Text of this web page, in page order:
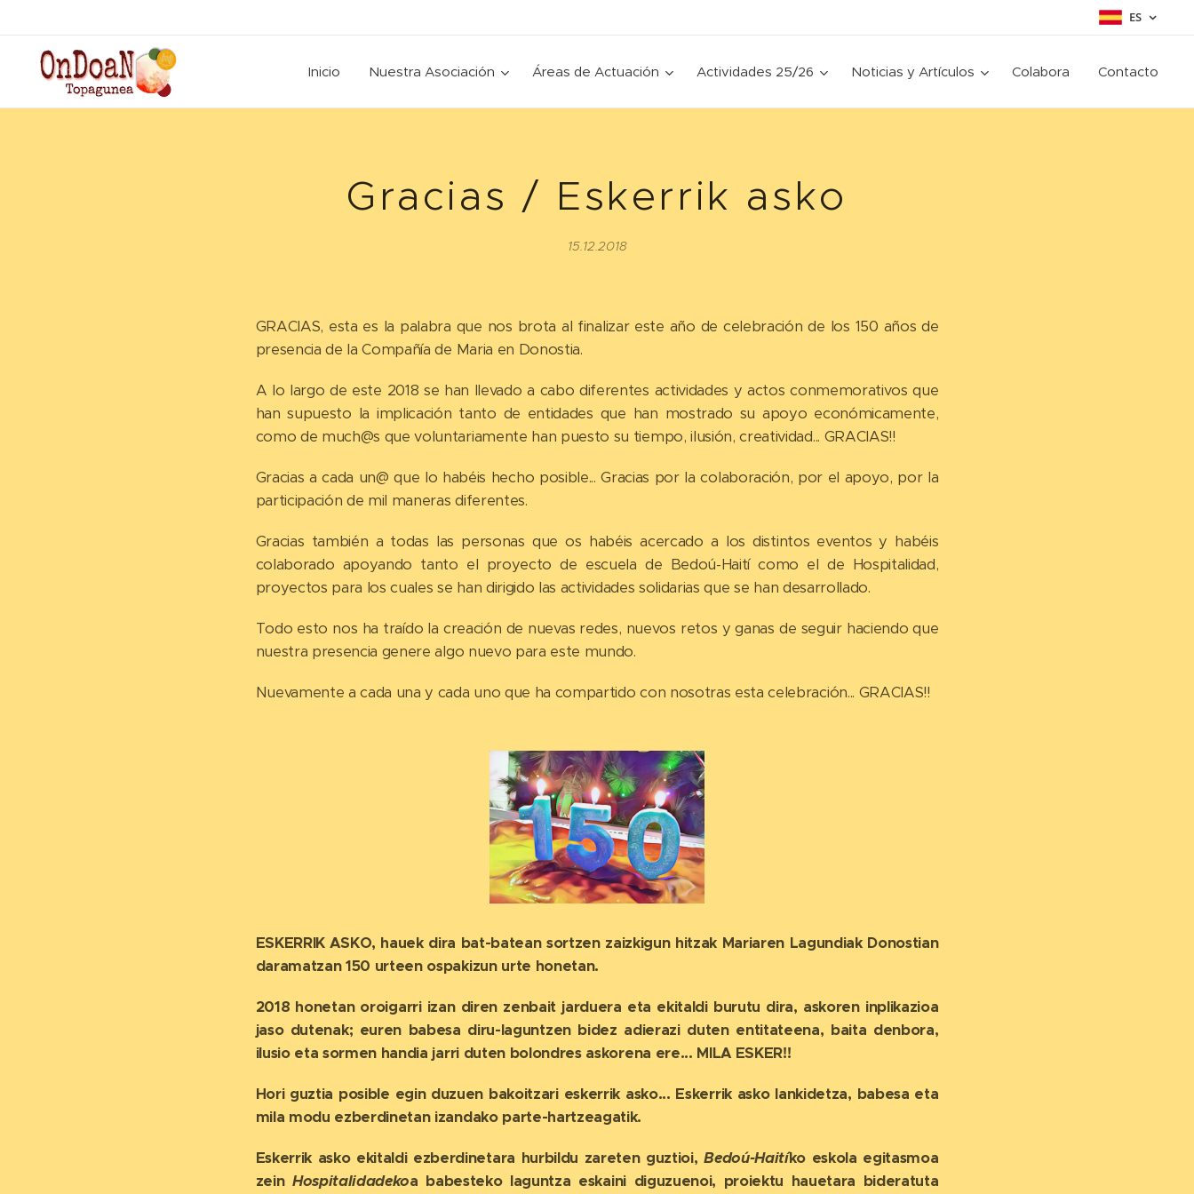
ES
Inicio Nuestra Asociación Áreas de Actuación Actividades 25/26 Noticias y Artículos Colabora Contacto
Gracias / Eskerrik asko
15.12.2018
GRACIAS, esta es la palabra que nos brota al finalizar este año de celebración de los 150 años de
presencia de la Compañía de Maria en Donostia.
A lo largo de este 2018 se han llevado a cabo diferentes actividades y actos conmemorativos que
han supuesto la implicación tanto de entidades que han mostrado su apoyo económicamente,
como de much@s que voluntariamente han puesto su tiempo, ilusión, creatividad... GRACIAS!!
Gracias a cada un@ que lo habéis hecho posible... Gracias por la colaboración, por el apoyo, por la
participación de mil maneras diferentes.
Gracias también a todas las personas que os habéis acercado a los distintos eventos y habéis
colaborado apoyando tanto el proyecto de escuela de Bedoú-Haití como el de Hospitalidad,
proyectos para los cuales se han dirigido las actividades solidarias que se han desarrollado.
Todo esto nos ha traído la creación de nuevas redes, nuevos retos y ganas de seguir haciendo que
nuestra presencia genere algo nuevo para este mundo.
Nuevamente a cada una y cada uno que ha compartido con nosotras esta celebración... GRACIAS!!
ESKERRIK ASKO, hauek dira bat-batean sortzen zaizkigun hitzak Mariaren Lagundiak Donostian
daramatzan 150 urteen ospakizun urte honetan.
2018 honetan oroigarri izan diren zenbait jarduera eta ekitaldi burutu dira, askoren inplikazioa
jaso dutenak; euren babesa diru-laguntzen bidez adierazi duten entitateena, baita denbora,
ilusio eta sormen handia jarri duten bolondres askorena ere... MILA ESKER!!
Hori guztia posible egin duzuen bakoitzari eskerrik asko... Eskerrik asko lankidetza, babesa eta
mila modu ezberdinetan izandako parte-hartzeagatik.
Eskerrik asko ekitaldi ezberdinetara hurbildu zareten guztioi,Bedoú-Haitíko eskola egitasmoa
zein Hospitalidadekoa babesteko laguntza eskaini diguzuenoi, proiektu hauetara bideratuta